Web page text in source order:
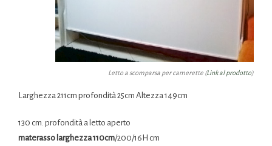
Letto a scomparsa per camerette (Link al prodotto)
Larghezza 211cm profondità 25cm Altezza 149cm
130 cm. profondità a letto aperto
materasso larghezza 110cm/200/16H cm